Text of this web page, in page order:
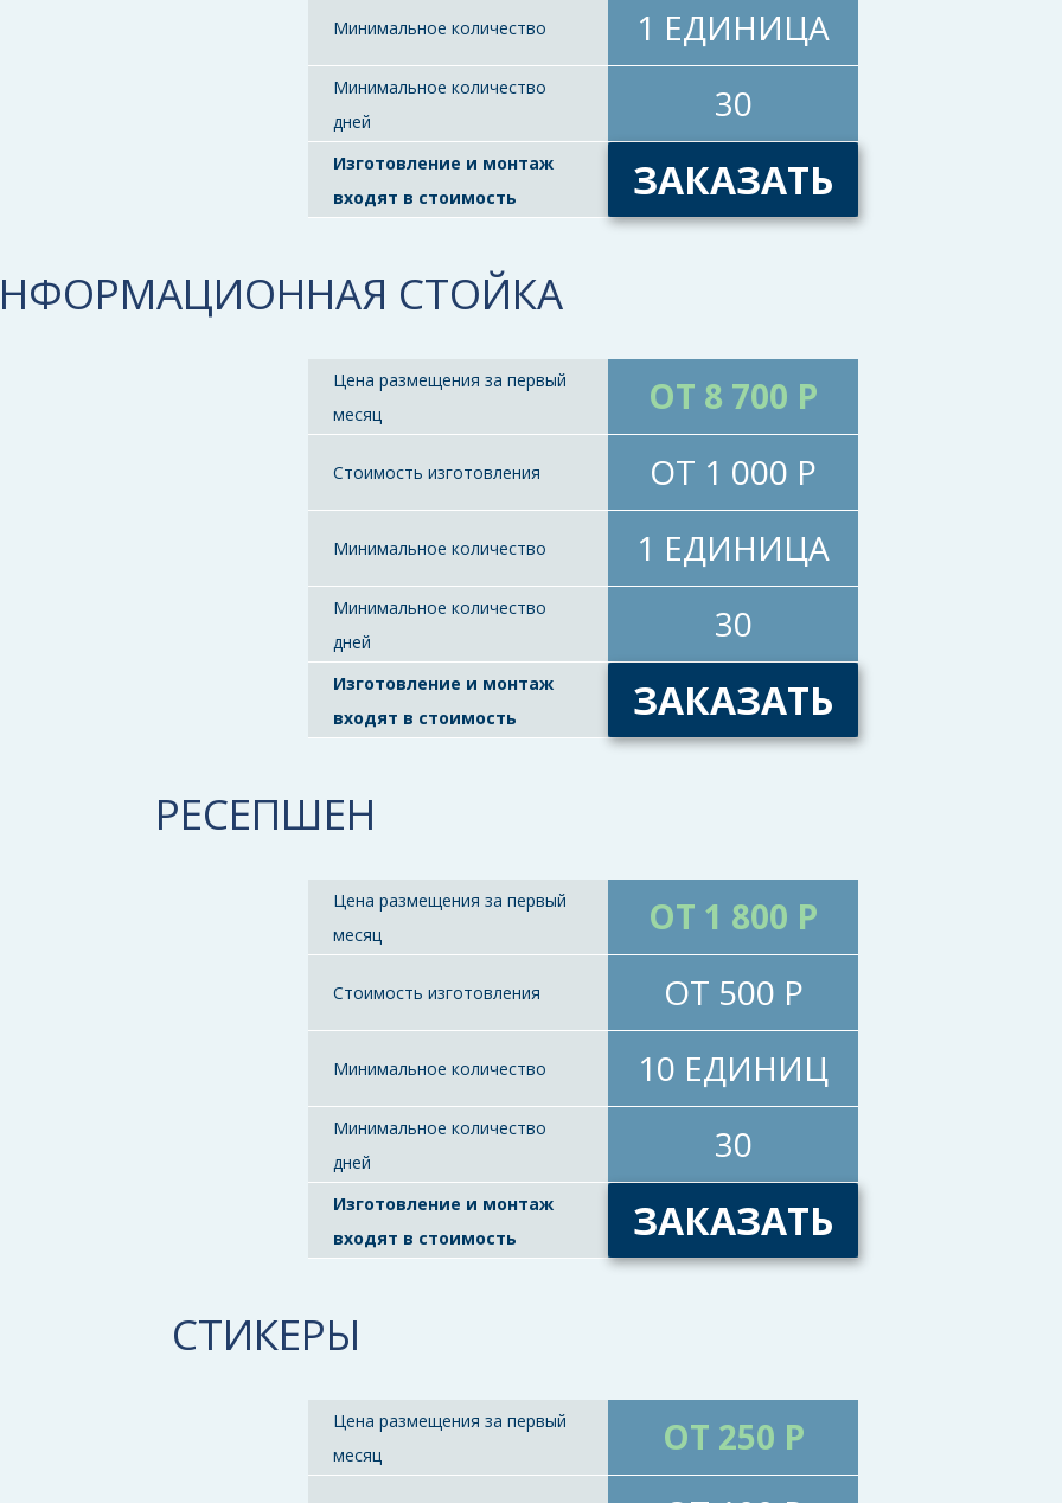
Минимальное количество 1 ЕДИНИЦА
Минимальное количество
дней
30
Изготовление и монтаж
входят в стоимость
ЗАКАЗАТЬ
СТОЙКА
Цена размещения за первый
месяц
ОТ 8 700 Р
Стоимость изготовления ОТ 1 000 Р
Минимальное количество 1 ЕДИНИЦА
Минимальное количество
дней
30
Изготовление и монтаж
входят в стоимость
ЗАКАЗАТЬ
РЕСЕПШЕН
Цена размещения за первый
месяц
ОТ 1 800 Р
Стоимость изготовления ОТ 500 Р
Минимальное количество 10 ЕДИНИЦ
Минимальное количество
дней
30
Изготовление и монтаж
входят в стоимость
ЗАКАЗАТЬ
СТИКЕРЫ
Цена размещения за первый
месяц
ОТ 250 Р